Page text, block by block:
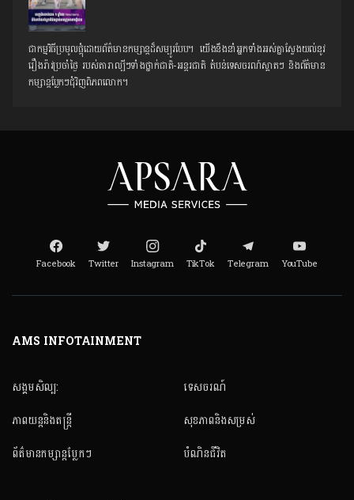
ជាកម្មវិធីប្រមូលផ្ដុំដោយព័ត៌មានកម្សាន្តដ៏សម្បូរបែប។ យើងនឹងនាំអ្នកទាំងអស់គ្នាស្វែងយល់នូវ
រឿងរ៉ាវប្រចាំថ្ងៃ របស់តារាល្បីៗទាំងថ្នាក់ជាតិ-អន្តរជាតិ តំបន់ទេសចរណ៍ស្អាតៗ និង​ព័ត៌មាន
កម្សាន្តប្លែកៗជុំវិញពិភពលោក។
Facebook Twitter Instagram TikTok Telegram YouTube
AMS INFOTAINMENT
សង្គមសិល្ប:
ភាពយន្តនិងតន្ត្រី
ព័ត៌មានកម្សាន្តប្លែកៗ
ទេសចរណ៍
សុខភាពនិងសម្រស់
បំណិនជីវិត